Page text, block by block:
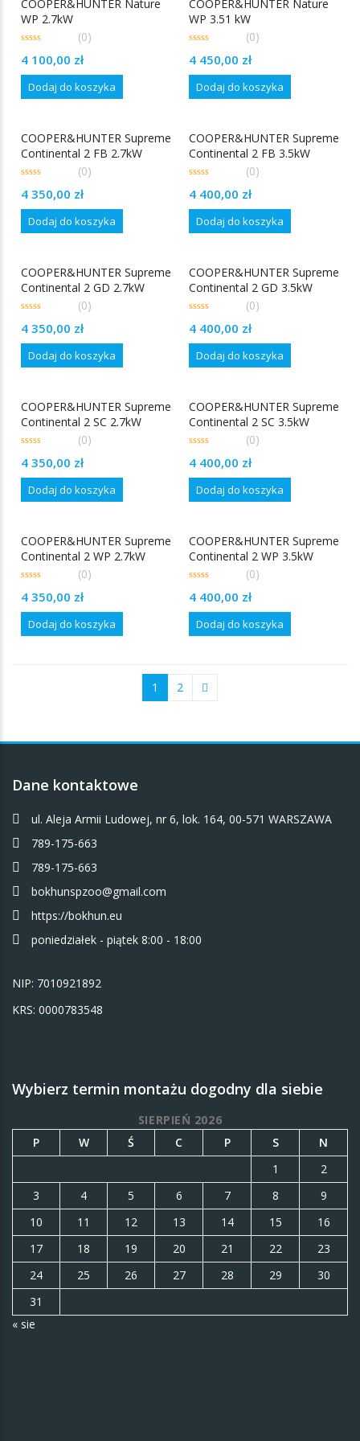
COOPER&HUNTER Nature
WP 2.7kW
out
(0)
4 100,00 zł
Dodaj do koszyka
COOPER&HUNTER Nature
WP 3.51 kW
out
(0)
4 450,00 zł
Dodaj do koszyka
COOPER&HUNTER Supreme
Continental 2 FB 2.7kW
out
(0)
4 350,00 zł
Dodaj do koszyka
COOPER&HUNTER Supreme
Continental 2 FB 3.5kW
out
(0)
4 400,00 zł
Dodaj do koszyka
COOPER&HUNTER Supreme
Continental 2 GD 2.7kW
out
(0)
4 350,00 zł
Dodaj do koszyka
COOPER&HUNTER Supreme
Continental 2 GD 3.5kW
out
(0)
4 400,00 zł
Dodaj do koszyka
COOPER&HUNTER Supreme
Continental 2 SC 2.7kW
out
(0)
4 350,00 zł
Dodaj do koszyka
COOPER&HUNTER Supreme
Continental 2 SC 3.5kW
out
(0)
4 400,00 zł
Dodaj do koszyka
COOPER&HUNTER Supreme
Continental 2 WP 2.7kW
out
(0)
4 350,00 zł
Dodaj do koszyka
COOPER&HUNTER Supreme
Continental 2 WP 3.5kW
out
(0)
4 400,00 zł
Dodaj do koszyka
1 2
Dane kontaktowe
ul. Aleja Armii Ludowej, nr 6, lok. 164, 00-571 WARSZAWA
789-175-663
789-175-663
bokhunspzoo@gmail.com
https://bokhun.eu
poniedziałek - piątek 8:00 - 18:00
NIP: 7010921892
KRS: 0000783548
Wybierz termin montażu dogodny dla siebie
SIERPIEŃ 2026
P
W Ś C P S
N
1
2
3
4 5 6 7 8
9
10
11 12 13 14 15
16
17
18 19 20 21 22
23
24
25 26 27 28 29
30
31
« sie